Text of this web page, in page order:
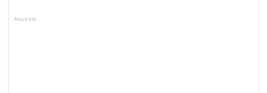
Anuncios.